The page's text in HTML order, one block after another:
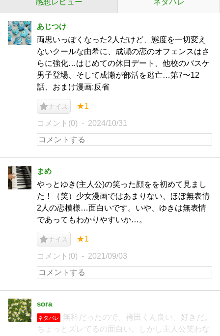
感想レビュー ネタバレ
あじつけ
両思いっぽくなった2人だけど、態度を一切変え
ないクールな由希に、成瀬の恋のオフェンスはさ
らに強化…はじめての休日デート、他校のバスケ
男子登場、そして成瀬が部活を逃亡…第7〜12
話、おまけ漫画:反省
ナイス ★1
コメント(0) 2024/10/31
まめ
やっとゆき(主人公)の笑った顔をを初めて見まし
た！（笑）少女漫画ではあまりない、ほぼ無表情
2人の恋模様…面白いです。いや、ゆきは無表情
であってもわかりやすいか…。
ナイス ★1
コメント(0) 2021/09/03
sora
ネタバレ
無料だったので。袴田くん良い。好きだ。
ちょっとズレてるの面白い。しかし主人公笑わな